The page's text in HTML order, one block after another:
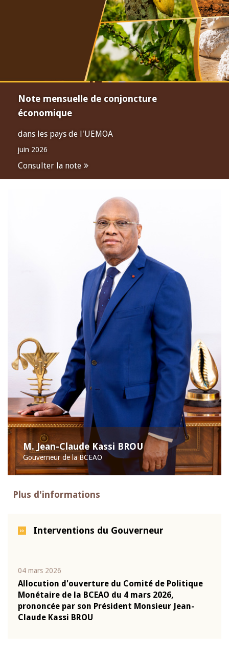
Note mensuelle de conjoncture
économique
dans les pays de l'UEMOA
juin 2026
Consulter la note
M. Jean-Claude Kassi BROU
Gouverneur de la BCEAO
Plus d'informations
Interventions du Gouverneur
04 mars 2026
Allocution d'ouverture du Comité de Politique
Monétaire de la BCEAO du 4 mars 2026,
prononcée par son Président Monsieur Jean-
Claude Kassi BROU